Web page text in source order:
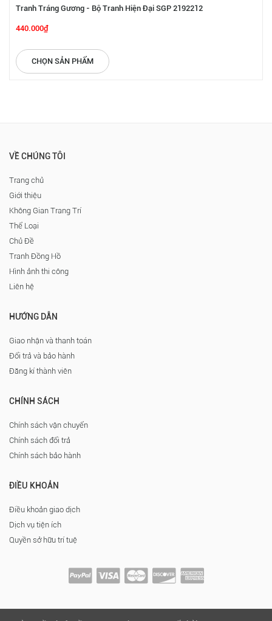
Tranh Tráng Gương - Bộ Tranh Hiện Đại SGP 2192212
440.000₫
CHỌN SẢN PHẨM
VỀ CHÚNG TÔI
Trang chủ
Giới thiệu
Không Gian Trang Trí
Thể Loại
Chủ Đề
Tranh Đồng Hồ
Hình ảnh thi công
Liên hệ
HƯỚNG DẪN
Giao nhận và thanh toán
Đổi trả và bảo hành
Đăng kí thành viên
CHÍNH SÁCH
Chính sách vận chuyển
Chính sách đổi trả
Chính sách bảo hành
ĐIỀU KHOẢN
Điều khoản giao dịch
Dịch vụ tiện ích
Quyền sở hữu trí tuệ